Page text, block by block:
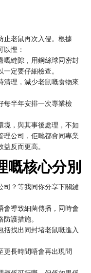
止老鼠再次入侵。根據
以慳：
嘅縫隙，用鋼絲球同密封
定要仔細檢查。
清理，減少老鼠嘅食物來
每半年安排一次專業檢
境，與其事後處理，不如
理公司，佢哋都會同專業
反而更高。
嘅核心分別
司？等我同你分享下關鍵
會導致細菌傳播，同時會
護措施。
括找出同封堵老鼠嘅進入
更長時間唔會再出現問